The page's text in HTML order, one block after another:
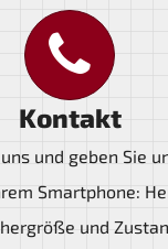
Kontakt
und geben Sie
Smartphone:
und